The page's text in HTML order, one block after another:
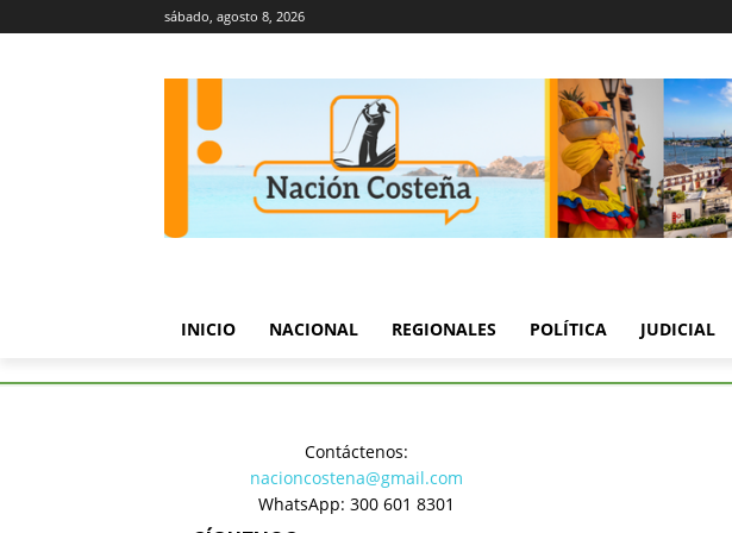
sábado, agosto 8, 2026
INICIO NACIONAL REGIONALES POLÍTICA JUDICIAL
Nacional
Revisión técnico-
Contáctenos:
nacioncostena@gmail.com
WhatsApp: 300 601 8301